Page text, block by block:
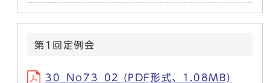
第1回定例会
30_No73_02 (PDF形式、1.08MB)